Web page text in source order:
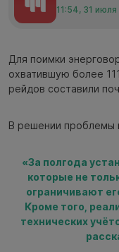
11:54, 31 июля
Для поимки
охватившую более
рейдов составили
В решении проблемы
«За полгода
которые не
ограничивают
Кроме того,
технических